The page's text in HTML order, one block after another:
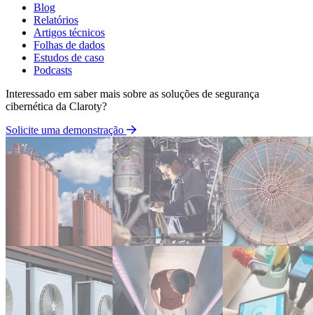
Blog
Relatórios
Artigos técnicos
Folhas de dados
Estudos de caso
Podcasts
Interessado em saber mais sobre as soluções de segurança
cibernética da Claroty?
Solicite uma demonstração